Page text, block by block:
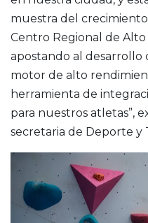
muestra del
Centro Regional de
apostando al desarrollo
motor de alto
herramienta de
para nuestros atletas”,
secretaria de Deporte y